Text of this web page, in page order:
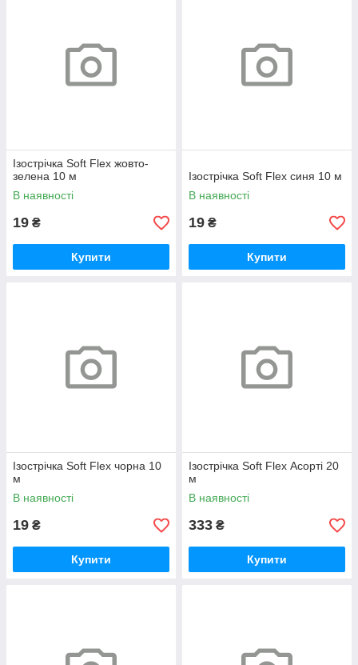
Ізострічка Soft Flex жовто-
зелена 10 м
В наявності
19 ₴
Купити
Ізострічка Soft Flex синя 10 м
В наявності
19 ₴
Купити
Ізострічка Soft Flex чорна 10
м
В наявності
19 ₴
Купити
Ізострічка Soft Flex Асорті 20
м
В наявності
333 ₴
Купити